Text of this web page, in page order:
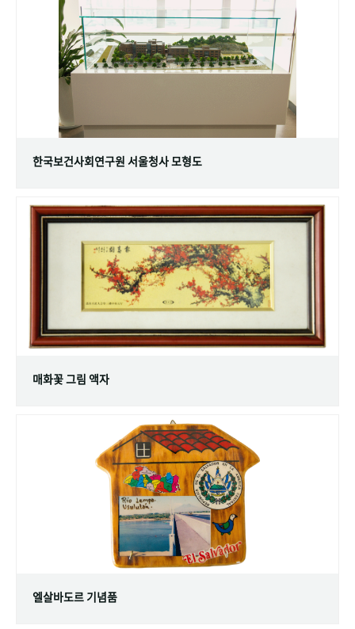
한국보건사회연구원 서울청사 모형도
매화꽃 그림 액자
엘살바도르 기념품